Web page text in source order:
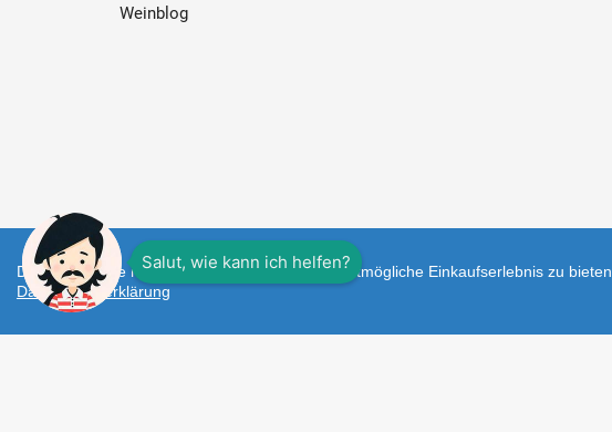
Weinblog
Diese Webseite nutzt Cookies um Ihnen das bestmögliche Einkaufserlebnis zu bieten.
Datenschutzerklärung